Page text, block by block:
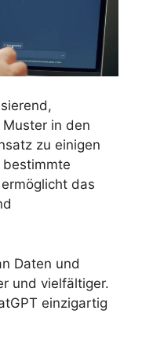
in den
zu einigen
das
Daten und
und vielfältiger.
einzigartig